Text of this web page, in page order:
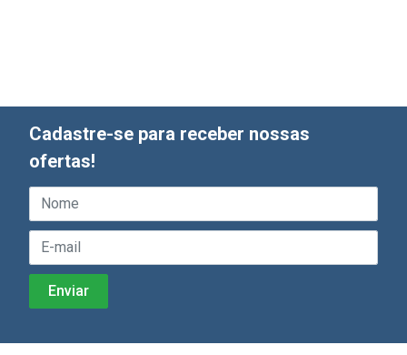
Cadastre-se para receber nossas
ofertas!